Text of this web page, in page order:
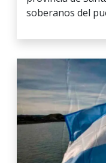
soberanos del